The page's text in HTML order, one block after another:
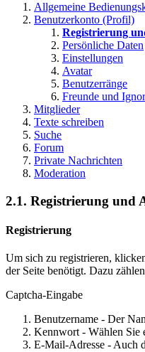
Allgemeine
Benutzerkonto (Profil)
Registrierung
Persönliche Daten
Einstellungen
Avatar
Benutzerränge
Freunde und
Mitglieder
Texte schreiben
Suche
Forum
Private Nachrichten
Moderation
2.1. Registrierung und
Registrierung
Um sich zu registrieren,
der Seite benötigt. Dazu
Captcha-Eingabe
Benutzername - Der
Kennwort - Wählen Sie
E-Mail-Adresse - Auch